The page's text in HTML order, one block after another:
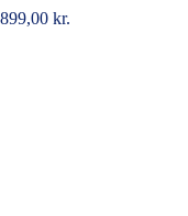
899,00 kr.